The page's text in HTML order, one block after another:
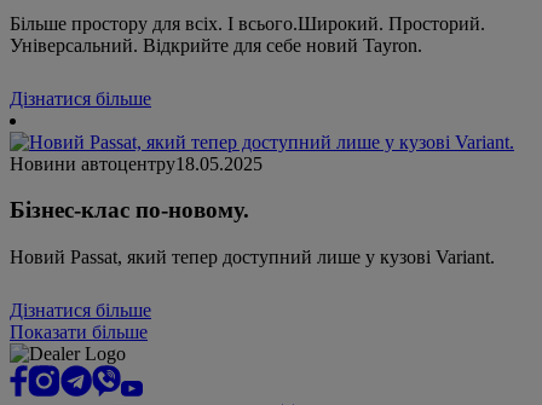
Більше простору для всіх. І всього.Широкий. Просторий.
Універсальний. Відкрийте для себе новий Tayron.
Дізнатися більше
Новини автоцентру18.05.2025
Бізнес-клас по-новому.
Новий Passat, який тепер доступний лише у кузові Variant.
Дізнатися більше
Показати більше